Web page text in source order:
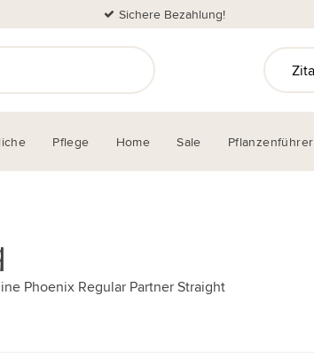
Sichere Bezahlung!
Pflege Home Sale Pflanzenführer
Phoenix Regular Partner Straight